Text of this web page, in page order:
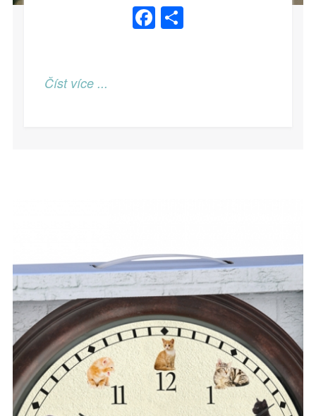
Facebook
Share
Číst více ...